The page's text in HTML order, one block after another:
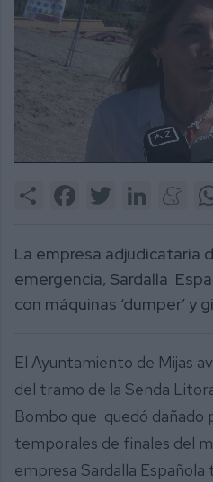
2
Share FacebookTwitter LinkedIn
La empresa adjudicataria
emergencia, Sardalla
con máquinas ‘dumper’ y
El Ayuntamiento de Mijas
del tramo de la Senda
Bombo que quedó dañado
temporales de finales del
empresa Sardalla